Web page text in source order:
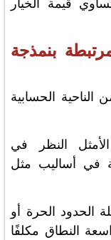
بنمذجة
الناحية الحسابية
النظر في
في أساليب مثل
الحدود الحرة أو
النطاق مكلفًا